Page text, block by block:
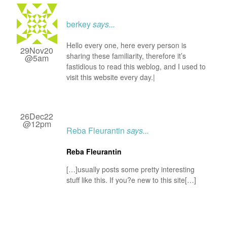
29Nov20
@5am
berkeysays...
Hello every one, here every person is
sharing these familiarity, therefore it’s
fastidious to read this weblog, and I used to
visit this website every day.|
26Dec22
@12pm
Reba Fleurantin says...
Reba Fleurantin
[…]usually posts some pretty interesting
stuff like this. If you?e new to this site[…]